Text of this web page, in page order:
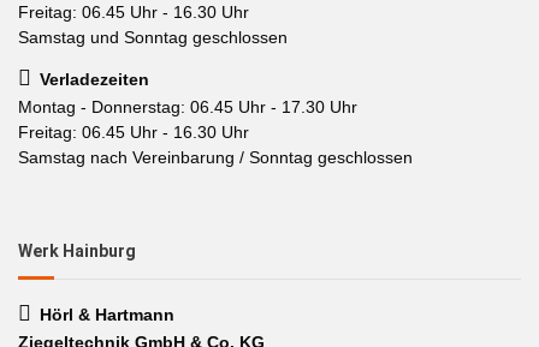
Freitag: 06.45 Uhr - 16.30 Uhr
Samstag und Sonntag geschlossen
Verladezeiten
Montag - Donnerstag: 06.45 Uhr - 17.30 Uhr
Freitag: 06.45 Uhr - 16.30 Uhr
Samstag nach Vereinbarung / Sonntag geschlossen
Werk Hainburg
Hörl & Hartmann
Ziegeltechnik GmbH & Co. KG